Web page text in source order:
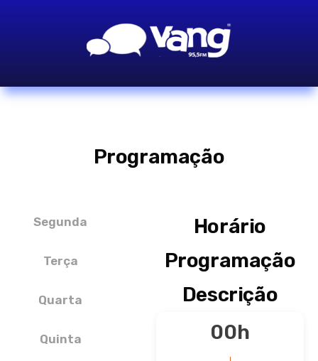
Programação
Segunda
Terça
Quarta
Quinta
Horário
Programação
Descrição
00h